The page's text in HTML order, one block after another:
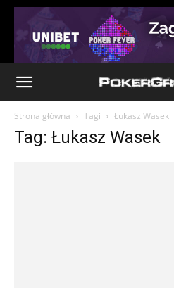
Strona główna Tagi Łukasz Wasek
Tag: Łukasz Wasek